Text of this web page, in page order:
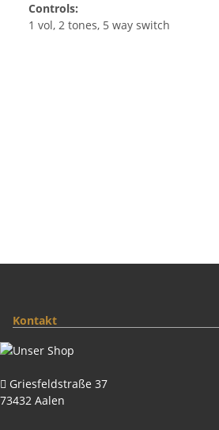
Controls:
1 vol, 2 tones, 5 way switch
Kontakt
Griesfeldstraße 37
73432 Aalen